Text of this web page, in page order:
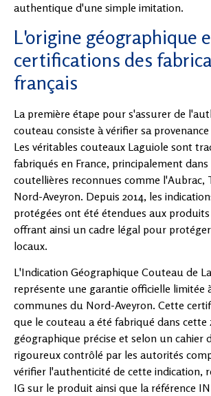
authentique d'une simple imitation.
L'origine géographique
certifications des
français
La première étape pour s'assurer de
couteau consiste à vérifier sa
Les véritables couteaux Laguiole sont
fabriqués en France, principalement dans
coutellières reconnues comme l'Aubrac,
Nord-Aveyron. Depuis 2014, les
protégées ont été étendues aux
offrant ainsi un cadre légal pour
locaux.
L'Indication Géographique Couteau de
représente une garantie officielle limitée
communes du Nord-Aveyron. Cette
que le couteau a été fabriqué dans cette
géographique précise et selon un cahier
rigoureux contrôlé par les autorités
vérifier l'authenticité de cette indication,
IG sur le produit ainsi que la référence